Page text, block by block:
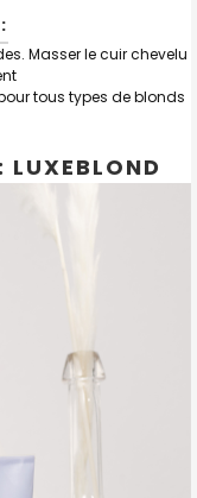
Masser le cuir chevelu
tous types de blonds
LUXEBLOND